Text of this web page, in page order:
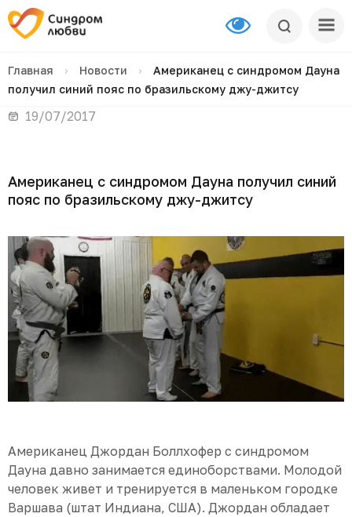
Главная › Новости ›
Американец с синдромом Дауна
получил синий пояс по бразильскому джу-джитсу
19/07/2017
Американец с синдромом Дауна получил синий
пояс по бразильскому джу-джитсу
Американец Джордан Боллхофер с синдромом
Дауна давно занимается единоборствами. Молодой
человек живет и тренируется в маленьком городке
Варшава (штат Индиана, США). Джордан обладает